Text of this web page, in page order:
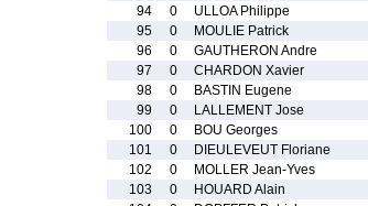
94
0 ULLOA Philippe
95
0 MOULIE Patrick
96
0 GAUTHERON Andre
97
0 CHARDON Xavier
98
0 BASTIN Eugene
99
0 LALLEMENT Jose
100
0 BOU Georges
101
0 DIEULEVEUT Floriane
102
0 MOLLER Jean-Yves
103
0 HOUARD Alain